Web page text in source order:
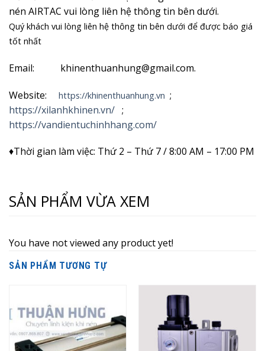
nén AIRTAC vui lòng liên hệ thông tin bên dưới.
Quý khách vui lòng liên hệ thông tin bên dưới để được báo giá
tốt nhất
Email: khinenthuanhung@gmail.com.
Website: https://khinenthuanhung.vn ;
https://xilanhkhinen.vn/ ;
https://vandientuchinhhang.com/
♦Thời gian làm việc: Thứ 2 – Thứ 7 / 8:00 AM – 17:00 PM
SẢN PHẨM VỪA XEM
You have not viewed any product yet!
SẢN PHẨM TƯƠNG TỰ